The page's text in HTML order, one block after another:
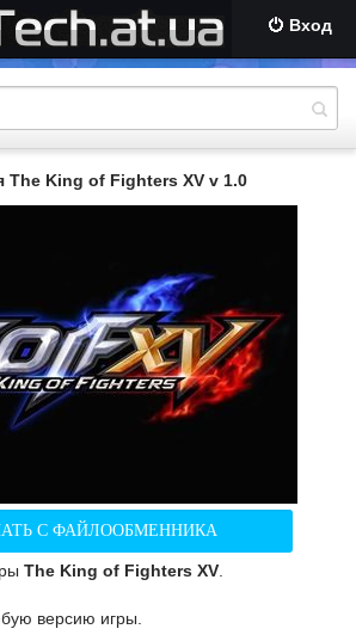
Вход
The King of Fighters XV v 1.0
С ФАЙЛООБМЕННИКА
The King of Fighters XV
версию игры.